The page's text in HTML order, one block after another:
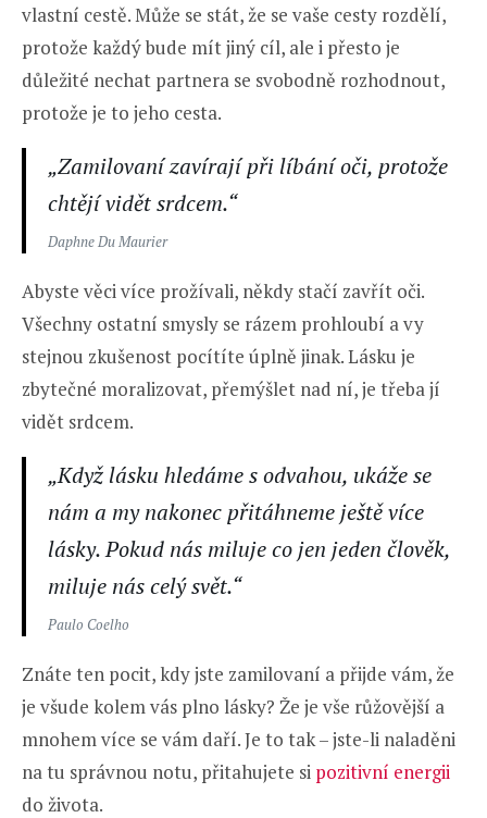
vlastní cestě. Může se stát, že se vaše cesty rozdělí,
protože každý bude mít jiný cíl, ale i přesto je
důležité nechat partnera se svobodně rozhodnout,
protože je to jeho cesta.
„Zamilovaní zavírají při líbání oči, protože
chtějí vidět srdcem.“
Daphne Du Maurier
Abyste věci více prožívali, někdy stačí zavřít oči.
Všechny ostatní smysly se rázem prohloubí a vy
stejnou zkušenost pocítíte úplně jinak. Lásku je
zbytečné moralizovat, přemýšlet nad ní, je třeba jí
vidět srdcem.
„Když lásku hledáme s odvahou, ukáže se
nám a my nakonec přitáhneme ještě více
lásky. Pokud nás miluje co jen jeden člověk,
miluje nás celý svět.“
Paulo Coelho
Znáte ten pocit, kdy jste zamilovaní a přijde vám, že
je všude kolem vás plno lásky? Že je vše růžovější a
mnohem více se vám daří. Je to tak – jste-li naladěni
na tu správnou notu, přitahujete si pozitivní energii
do života.